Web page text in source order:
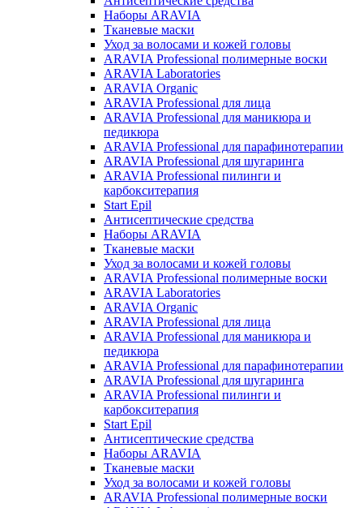
Наборы ARAVIA
Тканевые маски
Уход за волосами и кожей головы
ARAVIA Professional полимерные воски
ARAVIA Laboratories
ARAVIA Organic
ARAVIA Professional для лица
ARAVIA Professional для маникюра и
педикюра
ARAVIA Professional для парафинотерапии
ARAVIA Professional для шугаринга
ARAVIA Professional пилинги и
карбокситерапия
Start Epil
Антисептические средства
Наборы ARAVIA
Тканевые маски
Уход за волосами и кожей головы
ARAVIA Professional полимерные воски
ARAVIA Laboratories
ARAVIA Organic
ARAVIA Professional для лица
ARAVIA Professional для маникюра и
педикюра
ARAVIA Professional для парафинотерапии
ARAVIA Professional для шугаринга
ARAVIA Professional пилинги и
карбокситерапия
Start Epil
Антисептические средства
Наборы ARAVIA
Тканевые маски
Уход за волосами и кожей головы
ARAVIA Professional полимерные воски